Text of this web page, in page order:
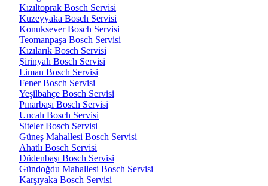
Kızıltoprak Bosch Servisi
Kuzeyyaka Bosch Servisi
Konuksever Bosch Servisi
Teomanpaşa Bosch Servisi
Kızılarık Bosch Servisi
Şirinyalı Bosch Servisi
Liman Bosch Servisi
Fener Bosch Servisi
Yeşilbahçe Bosch Servisi
Pınarbaşı Bosch Servisi
Uncalı Bosch Servisi
Siteler Bosch Servisi
Güneş Mahallesi Bosch Servisi
Ahatlı Bosch Servisi
Düdenbaşı Bosch Servisi
Gündoğdu Mahallesi Bosch Servisi
Karşıyaka Bosch Servisi